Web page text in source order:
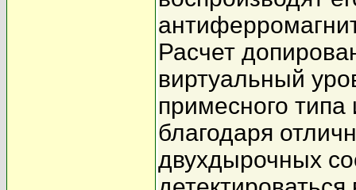
Расчет
виртуальный
примесного
благодаря
двухдырочных